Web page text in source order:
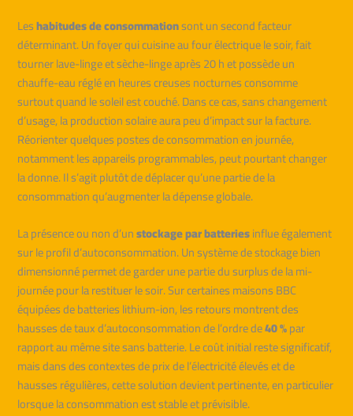
Leshabitudes de consommationsont un second facteur
déterminant. Un foyer qui cuisine au four électrique le soir, fait
tourner lave-linge et sèche-linge après 20 h et possède un
chauffe-eau réglé en heures creuses nocturnes consomme
surtout quand le soleil est couché. Dans ce cas, sans changement
d’usage, la production solaire aura peu d’impact sur la facture.
Réorienter quelques postes de consommation en journée,
notamment les appareils programmables, peut pourtant changer
la donne. Il s’agit plutôt de déplacer qu’une partie de la
consommation qu’augmenter la dépense globale.
La présence ou non d’unstockage par batteriesinflue également
sur le profil d’autoconsommation. Un système de stockage bien
dimensionné permet de garder une partie du surplus de la mi-
journée pour la restituer le soir. Sur certaines maisons BBC
équipées de batteries lithium-ion, les retours montrent des
hausses de taux d’autoconsommation de l’ordre de40 %par
rapport au même site sans batterie. Le coût initial reste significatif,
mais dans des contextes de prix de l’électricité élevés et de
hausses régulières, cette solution devient pertinente, en particulier
lorsque la consommation est stable et prévisible.